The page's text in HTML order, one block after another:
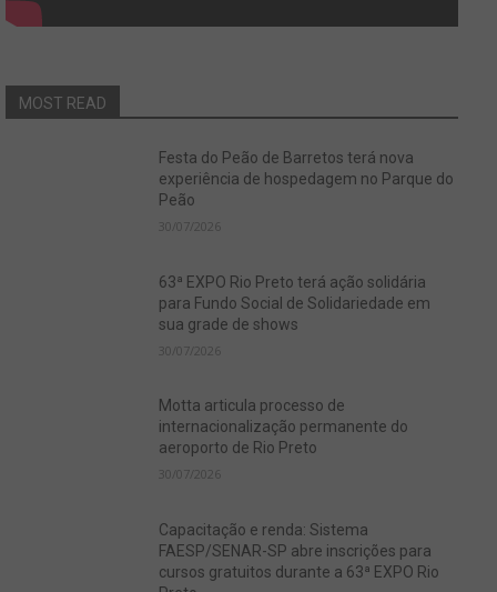
MOST READ
Festa do Peão de Barretos terá nova
experiência de hospedagem no Parque do
Peão
30/07/2026
63ª EXPO Rio Preto terá ação solidária
para Fundo Social de Solidariedade em
sua grade de shows
30/07/2026
Motta articula processo de
internacionalização permanente do
aeroporto de Rio Preto
30/07/2026
Capacitação e renda: Sistema
FAESP/SENAR-SP abre inscrições para
cursos gratuitos durante a 63ª EXPO Rio